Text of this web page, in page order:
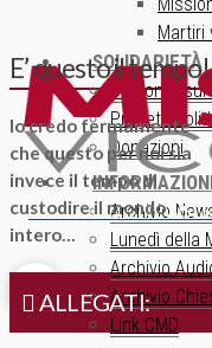
Martiri
SOLIDARIETÀ
Un ponte
Progetti
Donazioni
Archivio
Lunedì della
Archivio
Archivio
Link CMD
ISCRIZIONE
E’ questo il tempo!
Io credo fermamente
che questo per noi sia
invece il tempo di
custodire il mondo
intero…
ALLEGATI: